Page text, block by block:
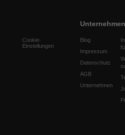
Cookie-
Einstellungen
Unternehmen
Blog
Impressum
Datenschutz
AGB
Unternehmen